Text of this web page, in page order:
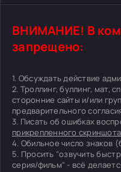
ВНИМАНИЕ! В
запрещено:
1. Обсуждать действие
2. Троллинг, буллинг, мат,
сторонние сайты и/или
предварительного
3. Писать об ошибках
прикрепленного
4. Обильное число знаков
5. Просить "озвучить
серия/фильм" - всё